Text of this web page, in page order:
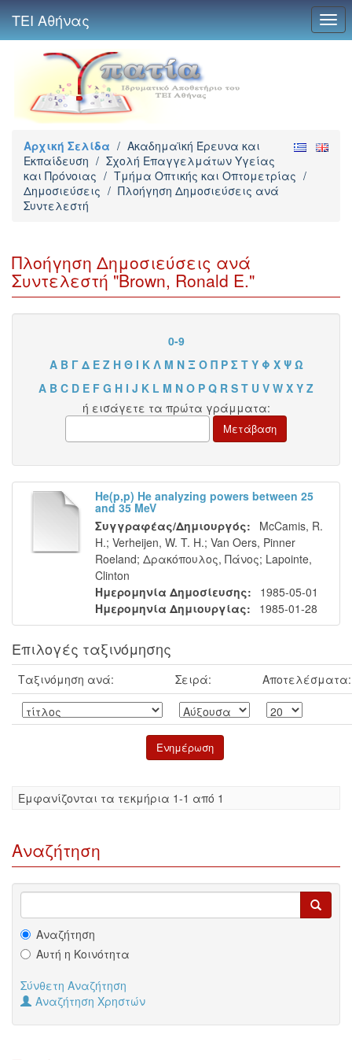
ΤΕΙ Αθήνας
Αρχική Σελίδα / Ακαδημαϊκή Έρευνα και
Εκπαίδευση / Σχολή Επαγγελμάτων Υγείας
και Πρόνοιας / Τμήμα Οπτικής και Οπτομετρίας /
Δημοσιεύσεις / Πλοήγηση Δημοσιεύσεις ανά
Συντελεστή
Πλοήγηση Δημοσιεύσεις ανά
Συντελεστή "Brown, Ronald E."
0-9
Α Β Γ Δ Ε Ζ Η Θ Ι Κ Λ Μ Ν Ξ Ο Π Ρ Σ Τ Υ Φ Χ Ψ Ω
A B C D E F G H I J K L M N O P Q R S T U V W X Y Z
ή εισάγετε τα πρώτα γράμματα:
He(p,p) He analyzing powers between 25
and 35 MeV
Συγγραφέας/Δημιουργός:
McCamis, R.
H.; Verheijen, W. T. H.; Van Oers, Pinner
Roeland; Δρακόπουλος, Πάνος; Lapointe,
Clinton
Ημερομηνία Δημοσίευσης:
1985-05-01
Ημερομηνία Δημιουργίας:
1985-01-28
Επιλογές ταξινόμησης
Ταξινόμηση ανά: Σειρά: Αποτελέσματα:
Eμφανίζονται τα τεκμήρια 1-1 από 1
Αναζήτηση
Αναζήτηση
Αυτή η Κοινότητα
Σύνθετη Αναζήτηση
Αναζήτηση Χρηστών